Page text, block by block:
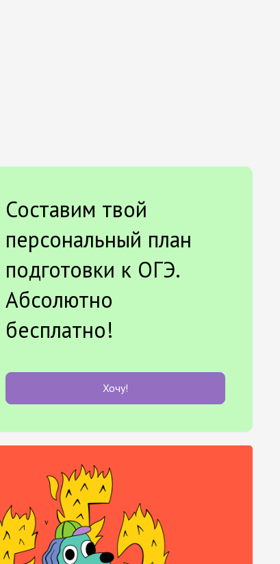
Составим твой
персональный план
подготовки к ОГЭ.
Абсолютно
бесплатно!
Хочу!